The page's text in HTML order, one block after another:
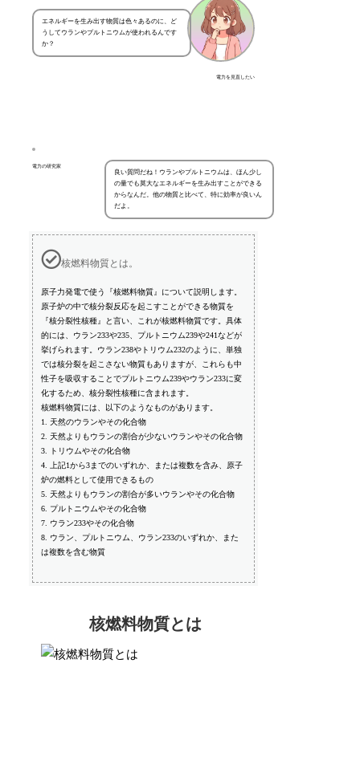
電力を見直したい
エネルギーを生み出す物質は色々あるのに、ど
うしてウランやプルトニウムが使われるんです
か？
電力の研究家
良い質問だね！ウランやプルトニウムは、ほん少し
の量でも莫大なエネルギーを生み出すことができる
からなんだ。他の物質と比べて、特に効率が良いん
だよ。
核燃料物質とは。
原子力発電で使う『核燃料物質』について説明します。
原子炉の中で核分裂反応を起こすことができる物質を
『核分裂性核種』と言い、これが核燃料物質です。具体
的には、ウラン233や235、プルトニウム239や241などが
挙げられます。ウラン238やトリウム232のように、単独
では核分裂を起こさない物質もありますが、これらも中
性子を吸収することでプルトニウム239やウラン233に変
化するため、核分裂性核種に含まれます。
核燃料物質には、以下のようなものがあります。
1. 天然のウランやその化合物
2. 天然よりもウランの割合が少ないウランやその化合物
3. トリウムやその化合物
4. 上記1から3までのいずれか、または複数を含み、原子
炉の燃料として使用できるもの
5. 天然よりもウランの割合が多いウランやその化合物
6. プルトニウムやその化合物
7. ウラン233やその化合物
8. ウラン、プルトニウム、ウラン233のいずれか、また
は複数を含む物質
核燃料物質とは